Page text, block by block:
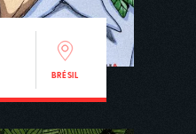
BRÉSIL